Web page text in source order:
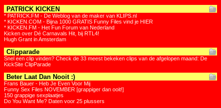
PATRICK KICKEN
* PATRICK.FM - De Weblog van de maker van KLIPS.nl
* KICKEN.COM - Bijna 1000 GRATIS Funny Files vind je HIER
* KICKEN.FM - Het Fun Forum van Nederland
Kicken over Dé Carnavals Hit, bij RTL4!
Hugh Grant in Amsterdam
Clipparade
Snel een clip vinden? Check de 33 meest bekeken clips van de afgelopen maand: De
KickSite ClipParade
Beter Laat Dan Nooit :)
Frans Bauer - Heb Je Even Voor Mij
Funny Sex Files NOVEMBER [grappiger dan ooit!]
150 grappige sexplaatjes
Do You Want Me? Daten voor 25 plussers